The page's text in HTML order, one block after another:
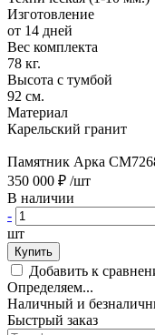
Изготовление
от 14 дней
Вес комплекта
78 кг.
Высота с тумбой
92 см.
Материал
Карельский гранит
Памятник Арка
350 000 ₽ /шт
В наличии
-
шт
Купить
Добавить к
Определяем...
Наличный и
Быстрый заказ